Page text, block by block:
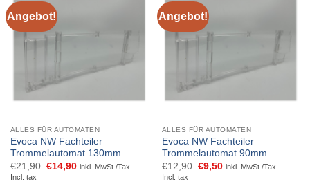
Angebot!
ALLES FÜR AUTOMATEN
Evoca NW Fachteiler
Trommelautomat 130mm
€21,90 Ursprünglicher
€14,90Aktueller
inkl. MwSt./Tax
Incl. tax
Angebot!
ALLES FÜR AUTOMATEN
Evoca NW Fachteiler
Trommelautomat 90mm
€12,90 Ursprünglicher
€9,50Aktueller
inkl. MwSt./Tax
Incl. tax